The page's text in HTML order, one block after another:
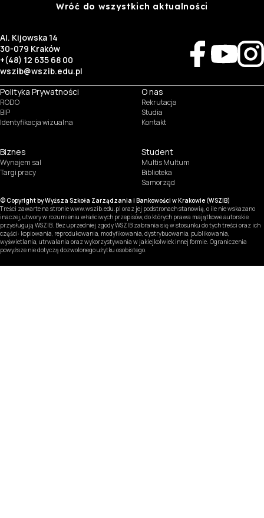
Wróć do wszystkich aktualności
Al. Kijowska 14
30-079 Kraków
+(48) 12 635 68 00
wszib@wszib.edu.pl
Polityka Prywatności
RODO
BIP
Identyfikacja wizualna
O nas
Rekrutacja
Studia
Kontakt
Biznes
Wynajem sal
Targi pracy
Student
Multis Multum
Biblioteka
Samorząd
© Copyright by Wyższa Szkoła Zarządzania i Bankowości w Krakowie (WSZIB)
Treści zawarte na stronie www.wszib.edu.pl oraz jej podstronach stanowią, o ile nie wskazano
inaczej, utwory w rozumieniu właściwych przepisów, do których prawa majątkowe autorskie
przysługują WSZIB. Bez uprzedniej zgody WSZIB zabrania się w stosunku do tych treści oraz ich
części: kopiowania, reprodukowania, modyfikowania, dystrybuowania, publikowania,
wyświetlania, utrwalania oraz wykorzystywania w jakiejkolwiek innej formie. Ograniczenia
powyższe nie dotyczą dozwolonego użytku osobistego.